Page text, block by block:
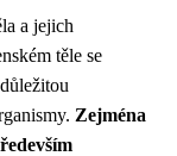
a jejich
těle se
Zejména